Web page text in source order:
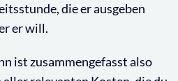
die er ausgeben
er will.
ist zusammengefasst also